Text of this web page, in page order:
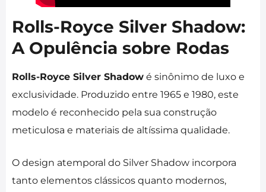
Rolls-Royce Silver Shadow:
A Opulência sobre Rodas
Rolls-Royce Silver Shadow é sinônimo de luxo e
exclusividade. Produzido entre 1965 e 1980, este
modelo é reconhecido pela sua construção
meticulosa e materiais de altíssima qualidade.
O design atemporal do Silver Shadow incorpora
tanto elementos clássicos quanto modernos,